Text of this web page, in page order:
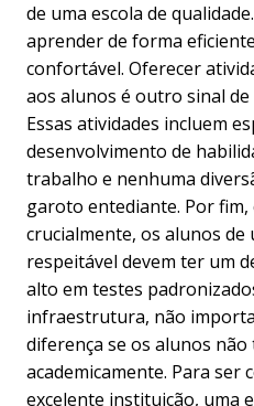
de uma escola de
aprender de forma
confortável. Oferecer
aos alunos é outro sinal de
Essas atividades incluem
desenvolvimento de
trabalho e nenhuma
garoto entediante. Por fim,
crucialmente, os alunos de
respeitável devem ter um
alto em testes
infraestrutura, não
diferença se os alunos não
academicamente. Para ser
excelente instituição, uma